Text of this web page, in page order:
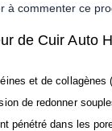
à commenter ce
de Cuir Auto
et de
de redonner
pénétré dans les